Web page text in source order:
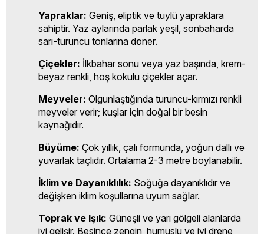
Yapraklar: Geniş, eliptik ve tüylü yapraklara
sahiptir. Yaz aylarında parlak yeşil, sonbaharda
sarı-turuncu tonlarına döner.
Çiçekler: İlkbahar sonu veya yaz başında, krem-
beyaz renkli, hoş kokulu çiçekler açar.
Meyveler: Olgunlaştığında turuncu-kırmızı renkli
meyveler verir; kuşlar için doğal bir besin
kaynağıdır.
Büyüme: Çok yıllık, çalı formunda, yoğun dallı ve
yuvarlak taçlıdır. Ortalama 2-3 metre boylanabilir.
İklim ve Dayanıklılık: Soğuğa dayanıklıdır ve
değişken iklim koşullarına uyum sağlar.
Toprak ve Işık: Güneşli ve yarı gölgeli alanlarda
iyi gelişir. Besince zengin, humuslu ve iyi drene